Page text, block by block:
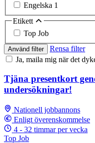
Engelska 1
Etikett
Top Job
Använd filter
Rensa filter
Ja, maila mig när det
Tjäna presentkort
undersökningar!
Nationell jobbannons
Enligt överenskommelse
4 - 32 timmar per vecka
Top Job